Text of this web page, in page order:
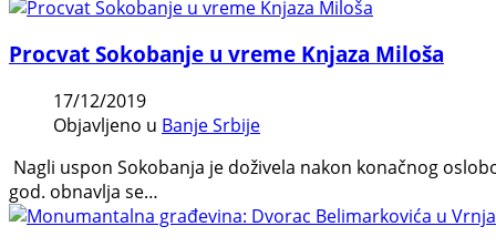
Procvat Sokobanje u vreme Knjaza Miloša
17/12/2019
Objavljeno u Banje Srbije
Nagli uspon Sokobanja je doživela nakon konačnog
god. obnavlja se…